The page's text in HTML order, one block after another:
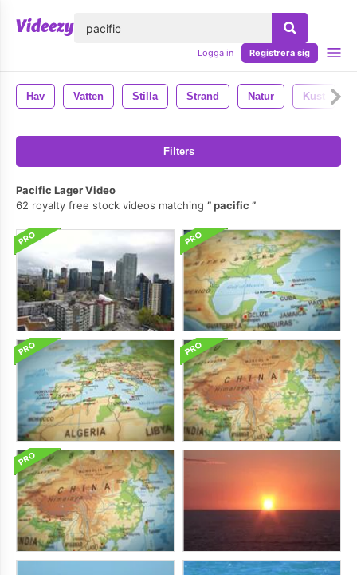
Logga in Registrera sig
Hav Vatten Stilla Strand Natur Kust
Filters
Pacific Lager Video
62 royalty free stock videos matching
pacific